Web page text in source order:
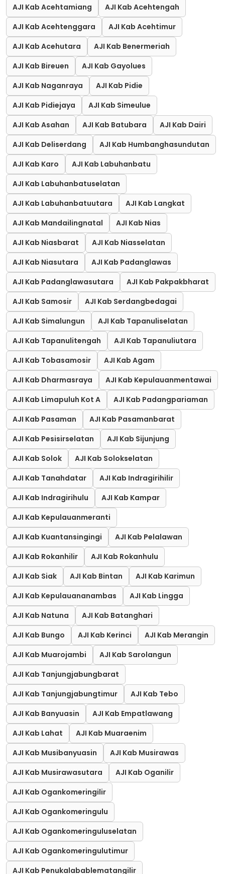
AJI Kab Acehtamiang
AJI Kab Acehtengah
AJI Kab Acehtenggara
AJI Kab Acehtimur
AJI Kab Acehutara
AJI Kab Benermeriah
AJI Kab Bireuen
AJI Kab Gayolues
AJI Kab Naganraya
AJI Kab Pidie
AJI Kab Pidiejaya
AJI Kab Simeulue
AJI Kab Asahan
AJI Kab Batubara
AJI Kab Dairi
AJI Kab Deliserdang
AJI Kab Humbanghasundutan
AJI Kab Karo
AJI Kab Labuhanbatu
AJI Kab Labuhanbatuselatan
AJI Kab Labuhanbatuutara
AJI Kab Langkat
AJI Kab Mandailingnatal
AJI Kab Nias
AJI Kab Niasbarat
AJI Kab Niasselatan
AJI Kab Niasutara
AJI Kab Padanglawas
AJI Kab Padanglawasutara
AJI Kab Pakpakbharat
AJI Kab Samosir
AJI Kab Serdangbedagai
AJI Kab Simalungun
AJI Kab Tapanuliselatan
AJI Kab Tapanulitengah
AJI Kab Tapanuliutara
AJI Kab Tobasamosir
AJI Kab Agam
AJI Kab Dharmasraya
AJI Kab Kepulauanmentawai
AJI Kab Limapuluh Kot A
AJI Kab Padangpariaman
AJI Kab Pasaman
AJI Kab Pasamanbarat
AJI Kab Pesisirselatan
AJI Kab Sijunjung
AJI Kab Solok
AJI Kab Solokselatan
AJI Kab Tanahdatar
AJI Kab Indragirihilir
AJI Kab Indragirihulu
AJI Kab Kampar
AJI Kab Kepulauanmeranti
AJI Kab Kuantansingingi
AJI Kab Pelalawan
AJI Kab Rokanhilir
AJI Kab Rokanhulu
AJI Kab Siak
AJI Kab Bintan
AJI Kab Karimun
AJI Kab Kepulauananambas
AJI Kab Lingga
AJI Kab Natuna
AJI Kab Batanghari
AJI Kab Bungo
AJI Kab Kerinci
AJI Kab Merangin
AJI Kab Muarojambi
AJI Kab Sarolangun
AJI Kab Tanjungjabungbarat
AJI Kab Tanjungjabungtimur
AJI Kab Tebo
AJI Kab Banyuasin
AJI Kab Empatlawang
AJI Kab Lahat
AJI Kab Muaraenim
AJI Kab Musibanyuasin
AJI Kab Musirawas
AJI Kab Musirawasutara
AJI Kab Oganilir
AJI Kab Ogankomeringilir
AJI Kab Ogankomeringulu
AJI Kab Ogankomeringuluselatan
AJI Kab Ogankomeringulutimur
AJI Kab Penukalabablematangilir